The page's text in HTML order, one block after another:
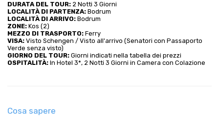
DURATA DEL TOUR: 2 Notti 3 Giorni
LOCALITÀ DI PARTENZA: Bodrum
LOCALITÀ DI ARRIVO: Bodrum
ZONE: Kos (2)
MEZZO DI TRASPORTO: Ferry
VISA: Visto Schengen / Visto all'arrivo (Senatori con Passaporto
Verde senza visto)
GIORNO DEL TOUR: Giorni indicati nella tabella dei prezzi
OSPITALITÀ: In Hotel 3*, 2 Notti 3 Giorni in Camera con Colazione
Cosa sapere